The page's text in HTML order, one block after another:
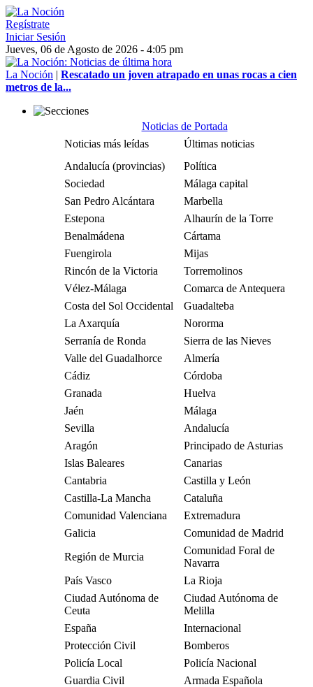
Regístrate
Iniciar Sesión
Jueves, 06 de Agosto de 2026 - 4:05 pm
La Noción | Rescatado un joven atrapado en unas rocas a cien
metros de la...
Noticias de Portada
Noticias más leídas
Últimas noticias
Andalucía (provincias)
Política
Sociedad
Málaga capital
San Pedro Alcántara
Marbella
Estepona
Alhaurín de la Torre
Benalmádena
Cártama
Fuengirola
Mijas
Rincón de la Victoria
Torremolinos
Vélez-Málaga
Comarca de Antequera
Costa del Sol Occidental
Guadalteba
La Axarquía
Nororma
Serranía de Ronda
Sierra de las Nieves
Valle del Guadalhorce
Almería
Cádiz
Córdoba
Granada
Huelva
Jaén
Málaga
Sevilla
Andalucía
Aragón
Principado de Asturias
Islas Baleares
Canarias
Cantabria
Castilla y León
Castilla-La Mancha
Cataluña
Comunidad Valenciana
Extremadura
Galicia
Comunidad de Madrid
Región de Murcia
Comunidad Foral de
Navarra
País Vasco
La Rioja
Ciudad Autónoma de
Ceuta
Ciudad Autónoma de
Melilla
España
Internacional
Protección Civil
Bomberos
Policía Local
Policía Nacional
Guardia Civil
Armada Española